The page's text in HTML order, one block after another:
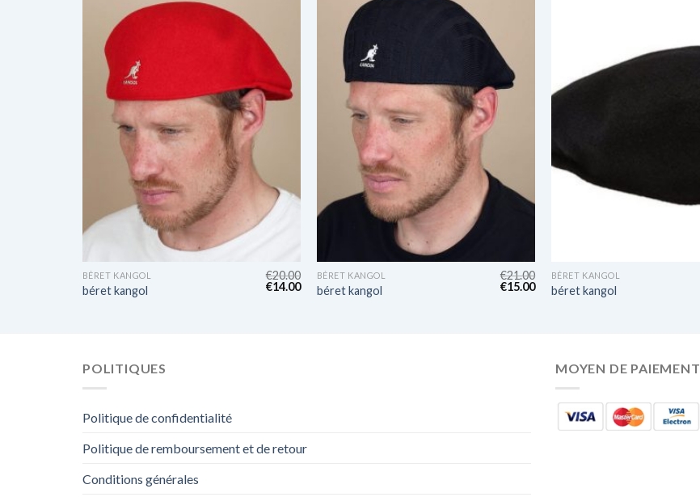
BÉRET KANGOL
béret kangol
€20.00
€14.00
BÉRET KANGOL
béret kangol
€21.00
€15.00
BÉRET KANGOL
béret kangol
POLITIQUES
Politique de confidentialité
Politique de remboursement et de retour
Conditions générales
MOYEN DE PAIEMENT